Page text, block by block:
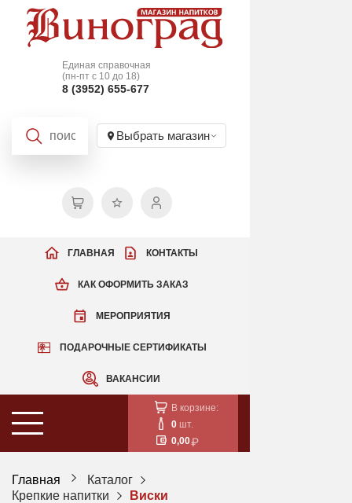
Единая справочная
(пн-пт с 10 до 18)
8 (3952) 655-677
Выбрать магазин
КАК ОФОРМИТЬ ЗАКАЗ
МЕРОПРИЯТИЯ
ПОДАРОЧНЫЕ СЕРТИФИКАТЫ
ВАКАНСИИ
ГЛАВНАЯ КОНТАКТЫ
В корзине:
0 шт.
0,00
Главная
Каталог
Крепкие напитки
Виски